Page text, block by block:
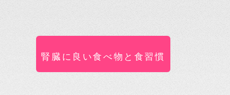
腎臓に良い食べ物と食習慣